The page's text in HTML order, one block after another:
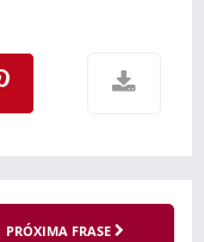
PRÓXIMA FRASE